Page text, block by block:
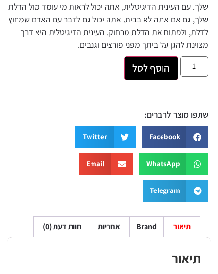
שלך. עם העינית הדיגיטלית, אתה יכול לראות מי עומד מול הדלת
שלך, גם אם אתה לא בבית. אתה יכול גם לדבר עם האדם שמחוץ
לדלת, ולפתוח את הדלת מרחוק. העינית הדיגיטלית היא דרך
מצוינת להגן על ביתך מפני פורצים וגנבים.
הוסף לסל
שתפו מוצר לחברים:
Facebook
Twitter
WhatsApp
Email
Telegram
תיאור Brand אחריות חוות דעת (0)
תיאור